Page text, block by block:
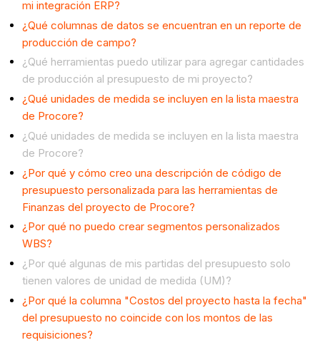
mi integración ERP?
¿Qué columnas de datos se encuentran en un reporte de
producción de campo?
¿Qué herramientas puedo utilizar para agregar cantidades
de producción al presupuesto de mi proyecto?
¿Qué unidades de medida se incluyen en la lista maestra
de Procore?
¿Qué unidades de medida se incluyen en la lista maestra
de Procore?
¿Por qué y cómo creo una descripción de código de
presupuesto personalizada para las herramientas de
Finanzas del proyecto de Procore?
¿Por qué no puedo crear segmentos personalizados
WBS?
¿Por qué algunas de mis partidas del presupuesto solo
tienen valores de unidad de medida (UM)?
¿Por qué la columna "Costos del proyecto hasta la fecha"
del presupuesto no coincide con los montos de las
requisiciones?